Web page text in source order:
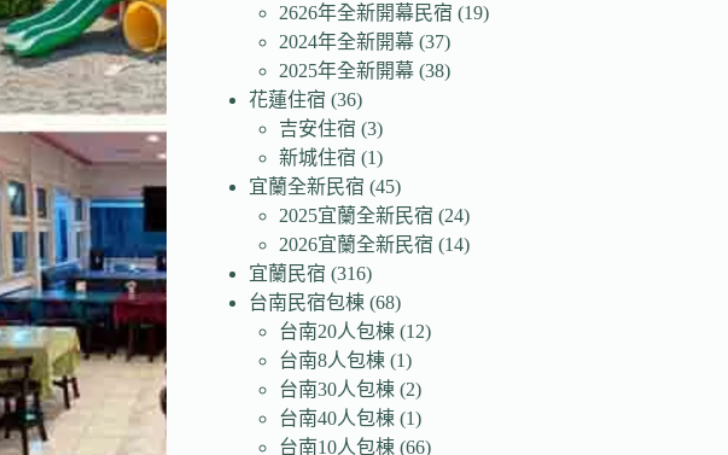
2626年全新開幕民宿 (19)
2024年全新開幕 (37)
2025年全新開幕 (38)
花蓮住宿 (36)
吉安住宿 (3)
新城住宿 (1)
宜蘭全新民宿 (45)
2025宜蘭全新民宿 (24)
2026宜蘭全新民宿 (14)
宜蘭民宿 (316)
台南民宿包棟 (68)
台南20人包棟 (12)
台南8人包棟 (1)
台南30人包棟 (2)
台南40人包棟 (1)
台南10人包棟 (66)